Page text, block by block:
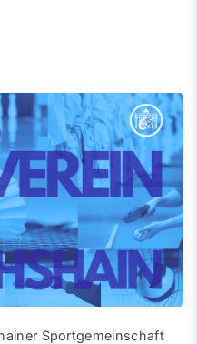
Sportgemeinschaft